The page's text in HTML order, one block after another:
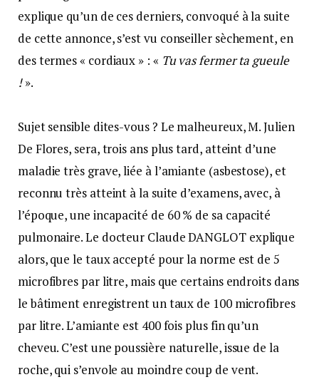
explique qu’un de ces derniers, convoqué à la suite
de cette annonce, s’est vu conseiller sèchement, en
des termes « cordiaux » : « Tu vas fermer ta gueule
!».
Sujet sensible dites-vous ? Le malheureux, M. Julien
De Flores, sera, trois ans plus tard, atteint d’une
maladie très grave, liée à l’amiante (asbestose), et
reconnu très atteint à la suite d’examens, avec, à
l’époque, une incapacité de 60 % de sa capacité
pulmonaire. Le docteur Claude DANGLOT explique
alors, que le taux accepté pour la norme est de 5
microfibres par litre, mais que certains endroits dans
le bâtiment enregistrent un taux de 100 microfibres
par litre. L’amiante est 400 fois plus fin qu’un
cheveu. C’est une poussière naturelle, issue de la
roche, qui s’envole au moindre coup de vent.